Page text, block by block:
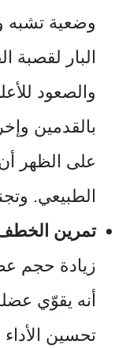
وضعية تشبه
البار لقصبة
والصعود
بالقدمين
على الظهر
الطبيعي.
تمرين
زيادة حجم
أنه يقوّي
تحسين الأداء